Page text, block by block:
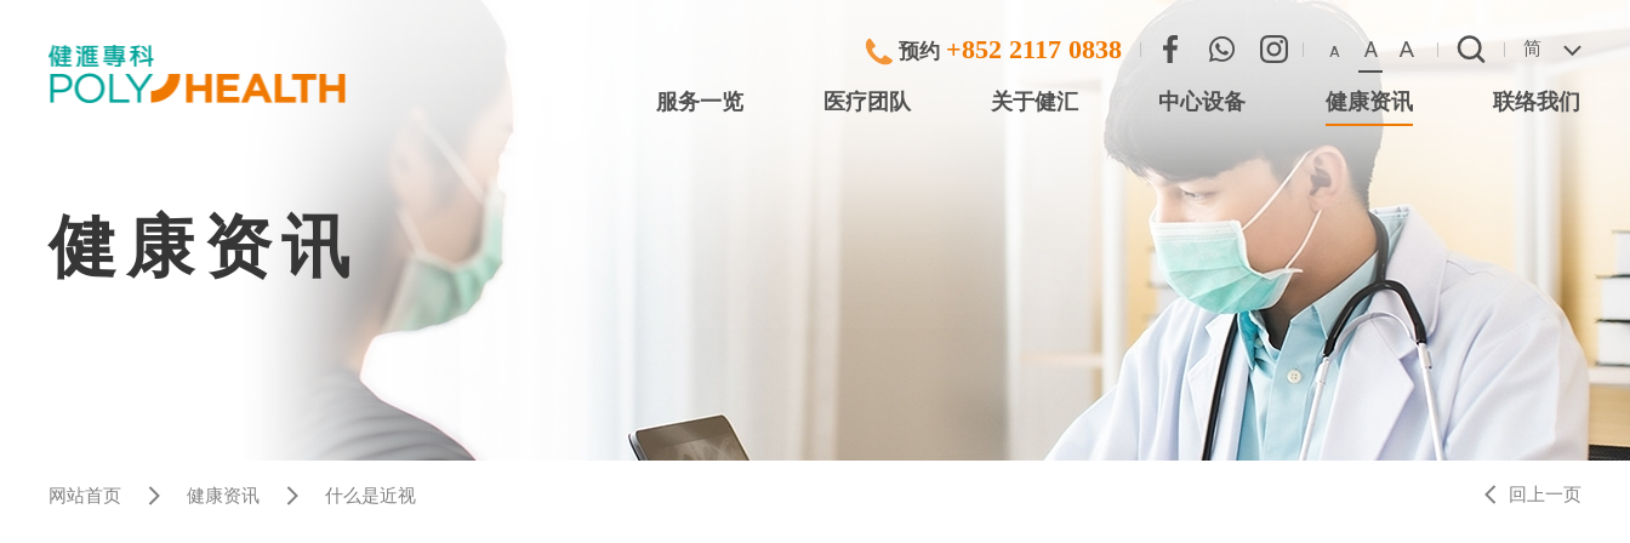
预约 +852 2117 0838 A A A 简
服务一览
入院服务
医疗团队 关于健汇
健滙专科中心 (尖沙咀星光
健滙专科中心 (将军澳)
健滙专科中心 (西湾河)
盈健综合医务中心 (元朗)
中心设备 健康资讯 联络我们
联络方法
恶劣天气安排
健康资讯
网站首页 健康资讯 什么是近视 回上一页